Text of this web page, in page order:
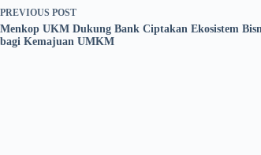
PREVIOUS POST
Menkop UKM Dukung Bank Ciptakan Ekosistem
bagi Kemajuan UMKM